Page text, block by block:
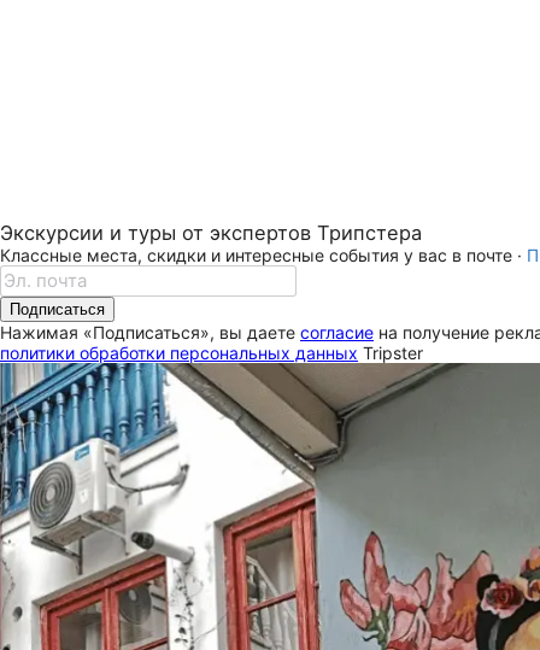
Экскурсии и туры от экспертов Трипстера
Классные места, скидки и интересные события у вас в почте ·
Подписаться
Нажимая «Подписаться», вы даете согласие на получение
политики обработки персональных данных Tripster